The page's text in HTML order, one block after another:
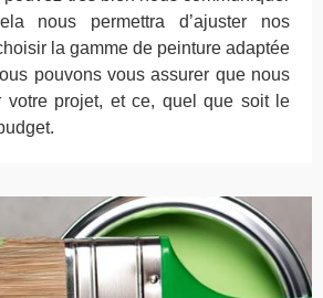
nous permettra d’ajuster nos
la gamme de peinture adaptée
pouvons vous assurer que nous
votre projet, et ce, quel que soit le